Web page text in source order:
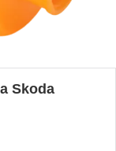
Skoda